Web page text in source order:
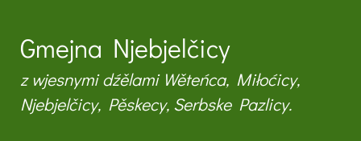
Gmejna Njebjelčicy
z wjesnymi dźělami Wěteńca, Miłoćicy,
Njebjelčicy, Pěskecy, Serbske Pazlicy.